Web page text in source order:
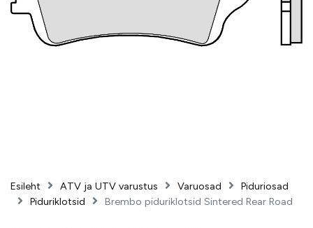
Esileht ATV ja UTV varustus Varuosad
Piduriosad
Piduriklotsid
Brembo piduriklotsid Sintered Rear Road